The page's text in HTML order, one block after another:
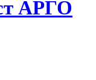
АРГО